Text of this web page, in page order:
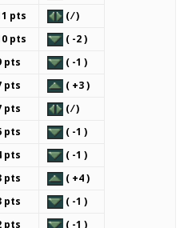
pts
( ⁄ )
pts
( -2 )
pts
( -1 )
pts
( +3 )
pts
( ⁄ )
pts
( -1 )
pts
( -1 )
pts
( +4 )
pts
( -1 )
pts ( -1 )